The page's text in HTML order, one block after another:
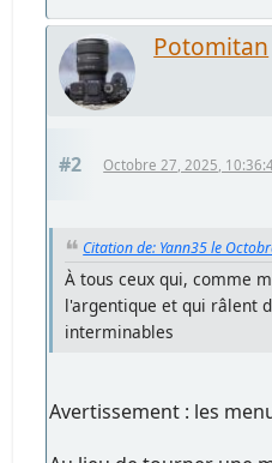
Potomitan
#2 Octobre 27, 2025,
Citation de: Yann35 le
À tous ceux qui, comme
l'argentique et qui râlent
interminables
Avertissement : les